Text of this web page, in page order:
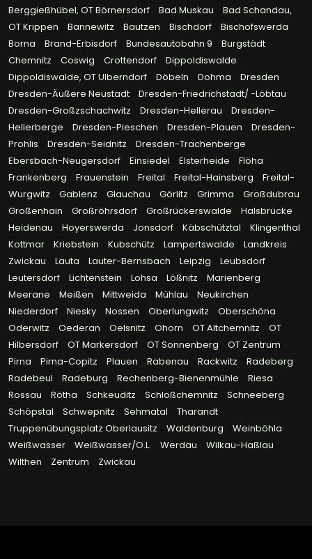
Berggießhübel, OT Börnersdorf
Bad Muskau
Bad Schandau,
OT Krippen
Bannewitz Bautzen Bischdorf
Bischofswerda
Borna
Brand-Erbisdorf Bundesautobahn 9
Burgstädt
Chemnitz
Coswig Crottendorf
Dippoldiswalde
Dippoldiswalde, OT Ulberndorf
Döbeln Dohma
Dresden
Dresden-Äußere Neustadt
Dresden-Friedrichstadt/ -Löbtau
Dresden-Großzschachwitz
Dresden-Hellerau
Dresden-
Hellerberge
Dresden-Pieschen Dresden-Plauen
Dresden-
Prohlis
Dresden-Seidnitz
Dresden-Trachenberge
Ebersbach-Neugersdorf
Einsiedel Elsterheide
Flöha
Frankenberg
Frauenstein Freital Freital-Hainsberg
Freital-
Wurgwitz
Gablenz Glauchau Görlitz Grimma
Großdubrau
Großenhain
Großröhrsdorf Großrückerswalde
Halsbrücke
Heidenau
Hoyerswerda Jonsdorf Käbschütztal
Klingenthal
Kottmar
Kriebstein Kubschütz Lampertswalde
Landkreis
Zwickau
Lauta Lauter-Bernsbach Leipzig
Leubsdorf
Leutersdorf
Lichtenstein Lohsa Lößnitz
Marienberg
Meerane
Meißen Mittweida Mühlau
Neukirchen
Niederdorf
Niesky Nossen Oberlungwitz
Oberschöna
Oderwitz
Oederan Oelsnitz Ohorn OT Altchemnitz
OT
Hilbersdorf
OT Markersdorf OT Sonnenberg
OT Zentrum
Pirna
Pirna-Copitz Plauen Rabenau Rackwitz
Radeberg
Radebeul
Radeburg Rechenberg-Bienenmühle
Riesa
Rossau
Rötha Schkeuditz Schloßchemnitz
Schneeberg
Schöpstal
Schwepnitz Sehmatal
Tharandt
Truppenübungsplatz Oberlausitz
Waldenburg
Weinböhla
Weißwasser
Weißwasser/O.L. Werdau
Wilkau-Haßlau
Wilthen
Zentrum Zwickau